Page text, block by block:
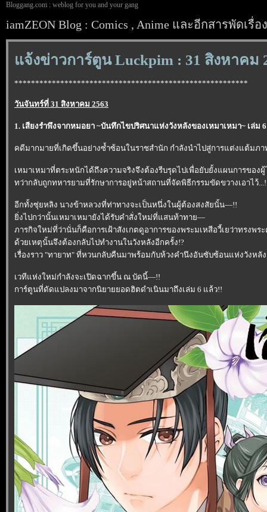
Bloggang.com : weblog for you and your gang
iamZEON Blog : Comics , Anime และอีกสารพัดเรื่อง
จ้งข่าวการ์ตูน Luckpim : 31 สิงหาคม
********************************************************
วันจันทร์ที่ 31 สิงหาคม 2563
1. เสียงรำพึงจากหมอยา ~บันทึกไขปริศนาแห่งวังหลังของเหมาเหมา~ เล่ม
คดีมากมายที่เกิดขึ้นอย่างซ้ำซ้อนในราชสำนัก กำลังนำไปสู่การแต่งแต้มภ
เหมาเหมาที่ตระหนักได้ถึงความจริงจึงต้องรีบรุดไปเพื่อยับยั้งแผนการของ
ทว่ากลับถูกทหารยามที่รักษาการอยู่หน้าสถานที่จัดพิธีกรรมขัดขวางเอาไว้
อีกทั้งซุ่ยหลิง นางข้าหลวงที่ท่าทางจะเป็นหนึ่งในผู้ต้องสงสัยนั้น—!!
ิ่งไปกว่านั้นเหมาเหมายังได้รับคำสั่งใหม่ที่แสนท้าทาย—
ภารกิจใหม่ที่ว่านั่นก็คือการเฝ้าสังเกตดูอาการของพระมเหสีอวี้เยว่าทรงพร
ด้วยเหตุนั้นจึงต้องกลับไปทำงานในวังหลังอีกครั้ง!?
เรื่องราว "ทายาท" ที่หวนกลับคืนมาพร้อมกับห้วงคำนึงอันซับซ้อนแห่งวังหลัง
เวทีแห่งใหม่กำลังจะเปิดฉากขึ้น ณ บัดนี้—!!
การ์ตูนที่ดัดแปลงมาจากนิยายยอดฮิตดำเนินมาถึงเล่ม 6 แล้ว!!